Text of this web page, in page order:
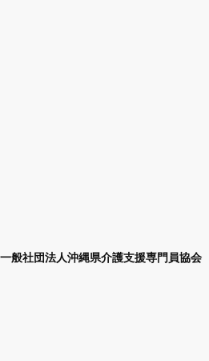
一般社団法人沖縄県介護支援専門員協会